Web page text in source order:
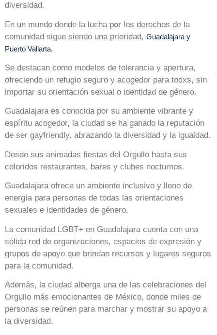
diversidad.
En un mundo donde la lucha por los derechos de la
comunidad sigue siendo una prioridad, Guadalajara y
Puerto Vallarta.
Se destacan como modelos de tolerancia y apertura,
ofreciendo un refugio seguro y acogedor para todxs, sin
importar su orientación sexual o identidad de género.
Guadalajara es conocida por su ambiente vibrante y
espíritu acogedor, la ciudad se ha ganado la reputación
de ser gayfriendly, abrazando la diversidad y la igualdad.
Desde sus animadas fiestas del Orgullo hasta sus
coloridos restaurantes, bares y clubes nocturnos.
Guadalajara ofrece un ambiente inclusivo y lleno de
energía para personas de todas las orientaciones
sexuales e identidades de género.
La comunidad LGBT+ en Guadalajara cuenta con una
sólida red de organizaciones, espacios de expresión y
grupos de apoyo que brindan recursos y lugares seguros
para la comunidad.
Además, la ciudad alberga una de las celebraciones del
Orgullo más emocionantes de México, donde miles de
personas se reúnen para marchar y mostrar su apoyo a
la diversidad.